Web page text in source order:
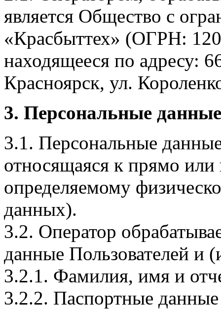
является Общество с
«Красбыттех» (ОГРН:
находящееся по адресу:
Красноярск, ул.
3. Персональные
3.1. Персональные
относящаяся к прямо
определяемому
данных).
3.2. Оператор
данные Пользователей и
3.2.1. Фамилия, имя и
3.2.2. Паспортные